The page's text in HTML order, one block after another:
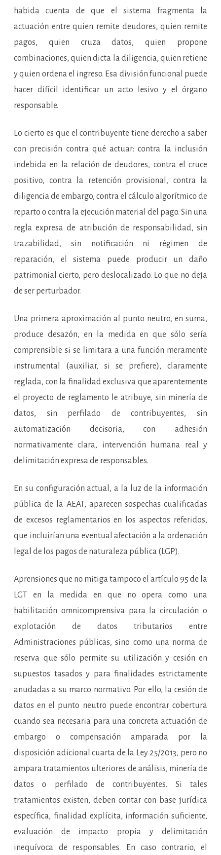
habida cuenta de que el sistema fragmenta la
actuación entre quien remite deudores, quien remite
pagos, quien cruza datos, quien propone
combinaciones, quien dicta la diligencia, quien retiene
y quien ordena el ingreso. Esa división funcional puede
hacer difícil identificar un acto lesivo y el órgano
responsable.
Lo cierto es que el contribuyente tiene derecho a saber
con precisión contra qué actuar: contra la inclusión
indebida en la relación de deudores, contra el cruce
positivo, contra la retención provisional, contra la
diligencia de embargo, contra el cálculo algorítmico de
reparto o contra la ejecución material del pago. Sin una
regla expresa de atribución de responsabilidad, sin
trazabilidad, sin notificación ni régimen de
reparación, el sistema puede producir un daño
patrimonial cierto, pero deslocalizado. Lo que no deja
de ser perturbador.
Una primera aproximación al punto neutro, en suma,
produce desazón, en la medida en que sólo sería
comprensible si se limitara a una función meramente
instrumental (auxiliar, si se prefiere), claramente
reglada, con la finalidad exclusiva que aparentemente
el proyecto de reglamento le atribuye, sin minería de
datos, sin perfilado de contribuyentes, sin
automatización decisoria, con adhesión
normativamente clara, intervención humana real y
delimitación expresa de responsables.
En su configuración actual, a la luz de la información
pública de la AEAT, aparecen sospechas cualificadas
de excesos reglamentarios en los aspectos referidos,
que incluirían una eventual afectación a la ordenación
legal de los pagos de naturaleza pública (LGP).
Aprensiones que no mitiga tampoco el artículo 95 de la
LGT en la medida en que no opera como una
habilitación omnicomprensiva para la circulación o
explotación de datos tributarios entre
Administraciones públicas, sino como una norma de
reserva que sólo permite su utilización y cesión en
supuestos tasados y para finalidades estrictamente
anudadas a su marco normativo. Por ello, la cesión de
datos en el punto neutro puede encontrar cobertura
cuando sea necesaria para una concreta actuación de
embargo o compensación amparada por la
disposición adicional cuarta de la Ley 25/2013, pero no
ampara tratamientos ulteriores de análisis, minería de
datos o perfilado de contribuyentes. Si tales
tratamientos existen, deben contar con base jurídica
específica, finalidad explícita, información suficiente,
evaluación de impacto propia y delimitación
inequívoca de responsables. En caso contrario, el